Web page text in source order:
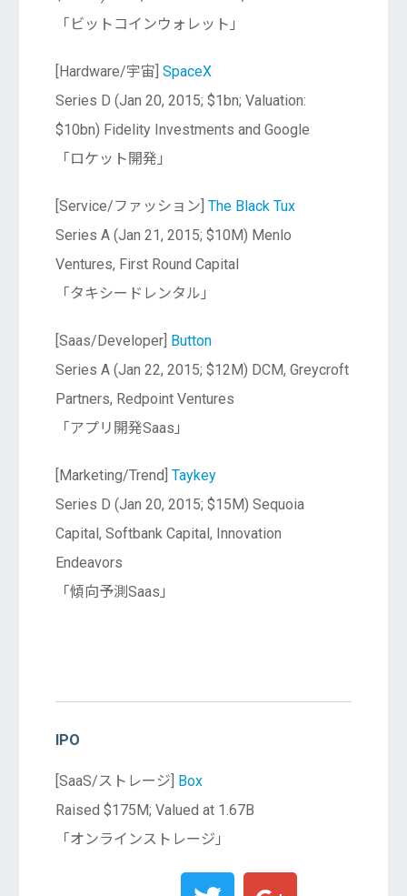
「ビットコインウォレット」
[Hardware/宇宙] SpaceX
Series D (Jan 20, 2015; $1bn; Valuation:
$10bn) Fidelity Investments and Google
「ロケット開発」
[Service/ファッション] The Black Tux
Series A (Jan 21, 2015; $10M) Menlo
Ventures, First Round Capital
「タキシードレンタル」
[Saas/Developer] Button
Series A (Jan 22, 2015; $12M) DCM, Greycroft
Partners, Redpoint Ventures
「アプリ開発Saas」
[Marketing/Trend] Taykey
Series D (Jan 20, 2015; $15M) Sequoia
Capital, Softbank Capital, Innovation
Endeavors
「傾向予測Saas」
IPO
[SaaS/ストレージ] Box
Raised $175M; Valued at 1.67B
「オンラインストレージ」